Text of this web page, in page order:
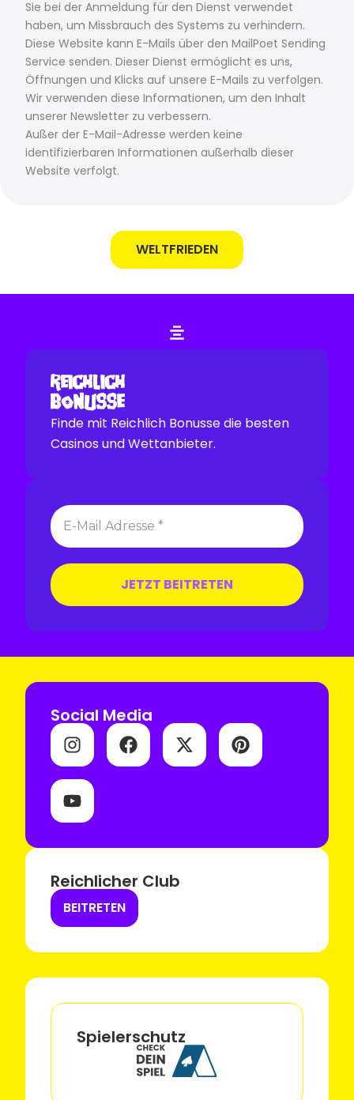
Sie bei der Anmeldung für den Dienst verwendet
haben, um Missbrauch des Systems zu verhindern.
Diese Website kann E-Mails über den MailPoet Sending
Service senden. Dieser Dienst ermöglicht es uns,
Öffnungen und Klicks auf unsere E-Mails zu verfolgen.
Wir verwenden diese Informationen, um den Inhalt
unserer Newsletter zu verbessern.
Außer der E-Mail-Adresse werden keine
identifizierbaren Informationen außerhalb dieser
Website verfolgt.
WELTFRIEDEN
Finde mit Reichlich Bonusse die besten
Casinos und Wettanbieter.
Social Media
Reichlicher Club
BEITRETEN
Spielerschutz